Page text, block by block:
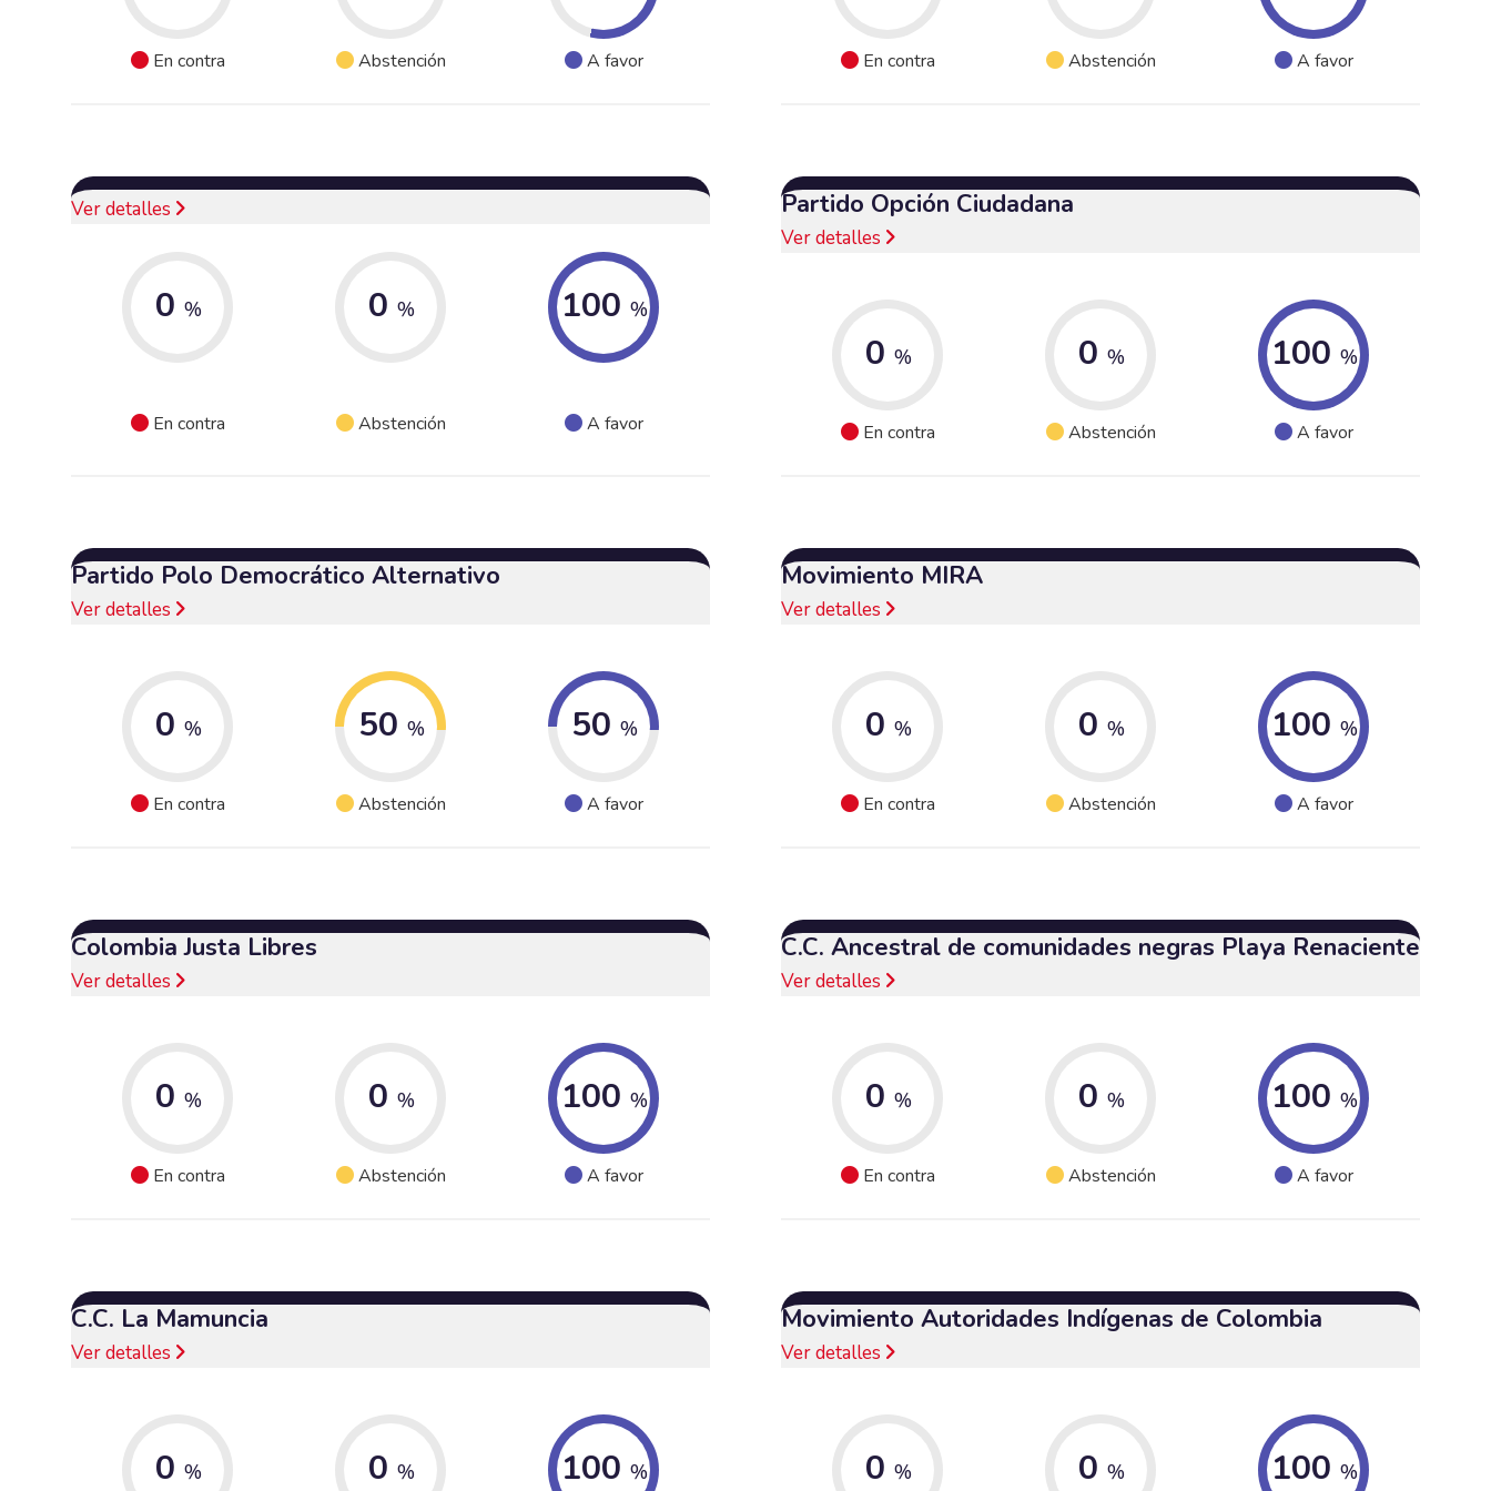
En contra Abstención A favor En contra Abstención A favor
Ver detalles
0 %
En contra
0 %
Abstención
100 %
A favor
Partido Opción Ciudadana
Ver detalles
0 %
En contra
0 %
Abstención
100 %
A favor
Partido Polo Democrático Alternativo
Ver detalles
0 %
En contra
50 %
Abstención
50 %
A favor
Movimiento MIRA
Ver detalles
0 %
En contra
0 %
Abstención
100 %
A favor
Colombia Justa Libres
Ver detalles
0 %
En contra
0 %
Abstención
100 %
A favor
C.C. Ancestral de comunidades negras Playa Renaciente
Ver detalles
0 %
En contra
0 %
Abstención
100 %
A favor
C.C. La Mamuncia
Ver detalles
0 % 0 % 100 %
Movimiento Autoridades Indígenas de Colombia
Ver detalles
0 % 0 % 100 %